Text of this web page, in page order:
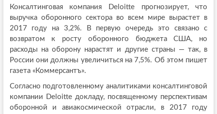
Консалтинговая компания Deloitte прогнозирует, что
выручка оборонного сектора во всем мире вырастет в
2017 году на 3,2%. В первую очередь это связано с
возвратом к росту оборонного бюджета США, но
расходы на оборону нарастят и другие страны — так, в
России они должны увеличиться на 7,5%. Об этом пишет
газета «Коммерсантъ».
Согласно подготовленному аналитиками консалтинговой
компании Deloitte докладу, посвященному перспективам
оборонной и авиакосмической отрасли, в 2017 году